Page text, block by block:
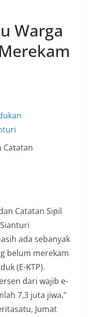
Warga
Catatan
Catatan Sipil
ada sebanyak
belum merekam
(E-KTP).
dari wajib e-
7,3 juta jiwa,”
Jumat